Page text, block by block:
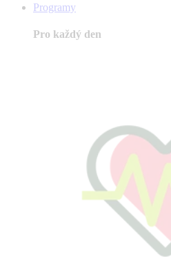
Programy
Pro každý den